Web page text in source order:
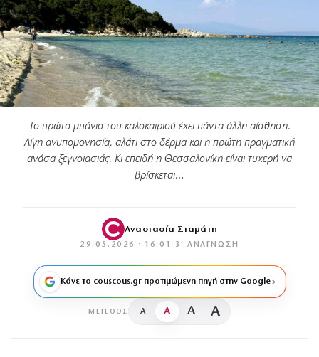
Το πρώτο μπάνιο του καλοκαιριού έχει πάντα άλλη αίσθηση.
Λίγη ανυπομονησία, αλάτι στο δέρμα και η πρώτη πραγματική
ανάσα ξεγνοιασιάς. Κι επειδή η Θεσσαλονίκη είναι τυχερή να
βρίσκεται…
Αναστασία Σταμάτη
29.05.2026 · 16:01 · 3′ ΑΝΆΓΝΩΣΗ
Κάνε το couscous.gr προτιμώμενη πηγή στην Google
ΜΈΓΕΘΟΣ A A A A